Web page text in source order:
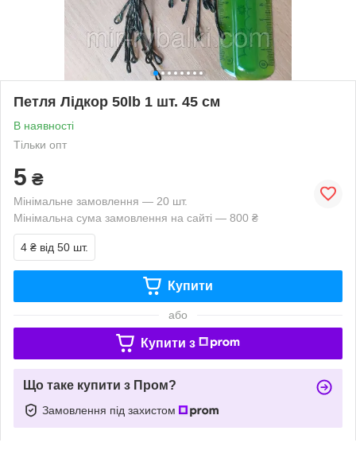
Петля Лідкор 50lb 1 шт. 45 см
В наявності
Тільки опт
5 ₴
Мінімальне замовлення — 20 шт.
Мінімальна сума замовлення на сайті — 800 ₴
4 ₴ від 50 шт.
Купити
або
Купити з
Що таке купити з Пром?
Замовлення під захистом